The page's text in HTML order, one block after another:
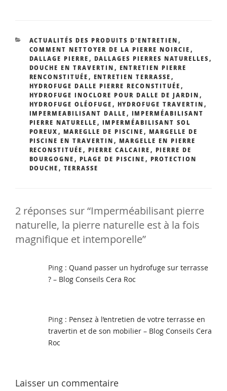
CATÉGORIES
ACTUALITÉS DES PRODUITS D'ENTRETIEN ,
COMMENT NETTOYER DE LA PIERRE NOIRCIE ,
DALLAGE PIERRE , DALLAGES PIERRES NATURELLES ,
DOUCHE EN TRAVERTIN , ENTRETIEN PIERRE
RENCONSTITUÉE , ENTRETIEN TERRASSE ,
HYDROFUGE DALLE PIERRE RECONSTITUÉE ,
HYDROFUGE INOCLORE POUR DALLE DE JARDIN ,
HYDROFUGE OLÉOFUGE , HYDROFUGE TRAVERTIN ,
IMPERMEABILISANT DALLE , IMPERMÉABILISANT
PIERRE NATURELLE , IMPERMÉABILISANT SOL
POREUX , MAREGLLE DE PISCINE , MARGELLE DE
PISCINE EN TRAVERTIN , MARGELLE EN PIERRE
RECONSTITUÉE , PIERRE CALCAIRE , PIERRE DE
BOURGOGNE , PLAGE DE PISCINE , PROTECTION
DOUCHE , TERRASSE
2 réponses sur “Imperméabilisant pierre
naturelle, la pierre naturelle est à la fois
magnifique et intemporelle”
Ping : Quand passer un hydrofuge sur terrasse
? – Blog Conseils Cera Roc
Ping : Pensez à l’entretien de votre terrasse en
travertin et de son mobilier – Blog Conseils Cera
Roc
Laisser un commentaire